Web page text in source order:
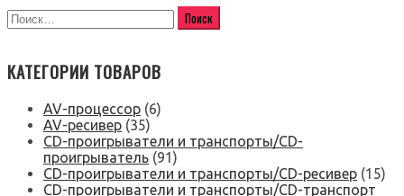
КАТЕГОРИИ ТОВАРОВ
AV-процессор (6)
AV-ресивер (35)
CD-проигрыватели и транспорты/CD-
проигрыватель (91)
CD-проигрыватели и транспорты/CD-ресивер (15)
CD-проигрыватели и транспорты/CD-транспорт